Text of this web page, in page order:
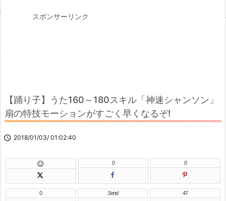
スポンサーリンク
【踊り子】うた160～180スキル「神速シャンソン」
扇の特技モーションがすごく早くなるぞ!
 2018/01/03/ 01:02:40
 0 0
0 Send 47